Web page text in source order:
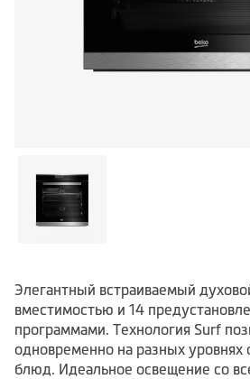
Элегантный встраиваемый
вместимостью и 14
программами. Технология Surf
одновременно на разных уровнях
блюд. Идеальное освещение со